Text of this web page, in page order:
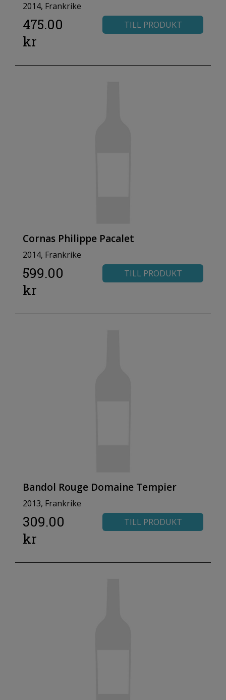
2014, Frankrike
475.00
kr
TILL PRODUKT
Cornas Philippe Pacalet
2014, Frankrike
599.00
kr
TILL PRODUKT
Bandol Rouge Domaine Tempier
2013, Frankrike
309.00
kr
TILL PRODUKT